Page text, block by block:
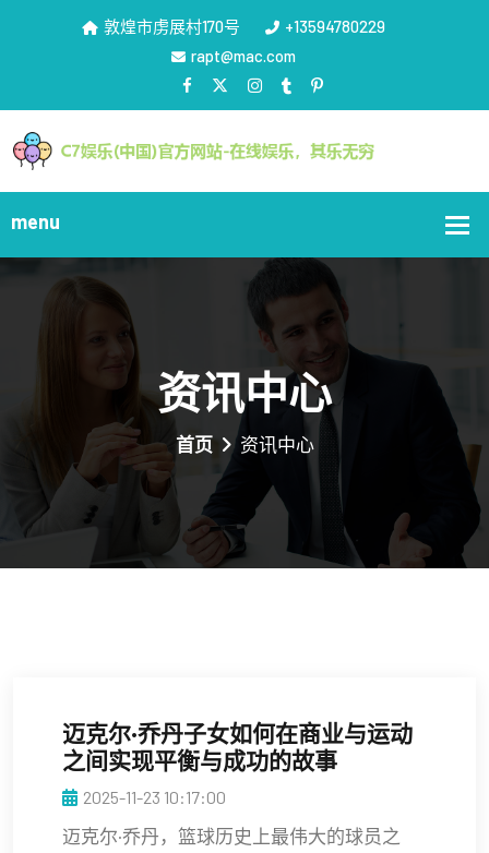
敦煌市虏展村170号
+13594780229
rapt@mac.com
资讯中心
首页 资讯中心
迈克尔·乔丹子女如何在商业与运动
之间实现平衡与成功的故事
2025-11-23 10:17:00
迈克尔·乔丹，篮球历史上最伟大的球员之